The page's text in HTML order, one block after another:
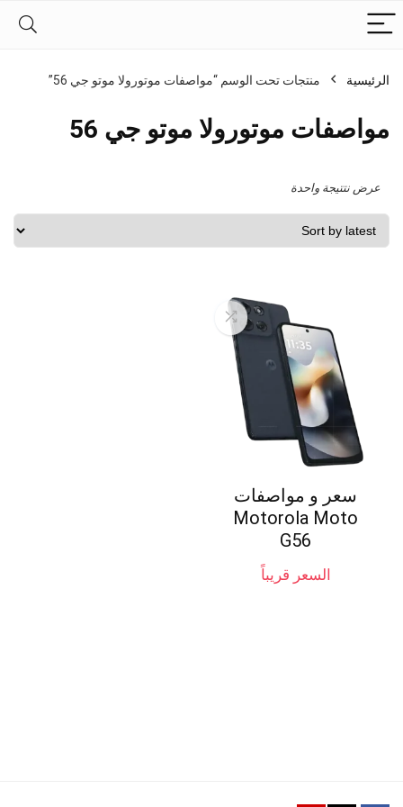
الرئيسية منتجات تحت الوسم “مواصفات موتورولا موتو جي 56”
مواصفات موتورولا موتو جي 56
عرض نتتيجة واحدة
سعر و مواصفات
Motorola Moto
G56
السعر قريباً